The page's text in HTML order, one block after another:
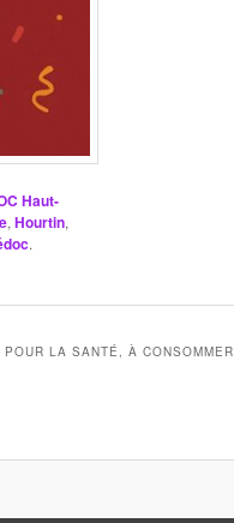
Haut-
, Hourtin,
.
LA SANTÉ, À CONSOMMER